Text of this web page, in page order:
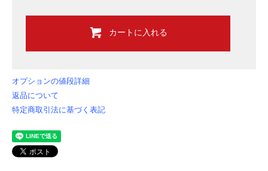
カートに入れる
オプションの値段詳細
返品について
特定商取引法に基づく表記